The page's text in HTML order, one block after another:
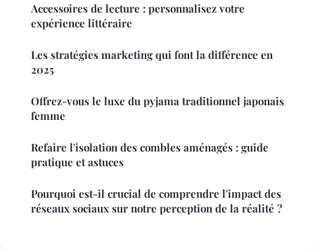
Accessoires de lecture : personnalisez votre
expérience littéraire
Les stratégies marketing qui font la différence en
2025
Offrez-vous le luxe du pyjama traditionnel japonais
femme
Refaire l'isolation des combles aménagés : guide
pratique et astuces
Pourquoi est-il crucial de comprendre l'impact des
réseaux sociaux sur notre perception de la réalité ?